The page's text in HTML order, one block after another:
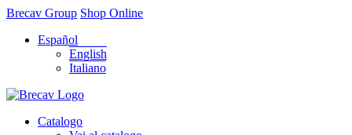
Brecav Group Shop Online
Español
English
Italiano
Catalogo